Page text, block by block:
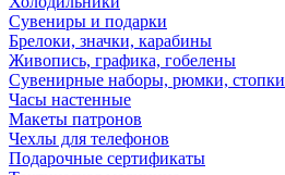
Сувениры и подарки
Брелоки, значки, карабины
Живопись, графика, гобелены
Сувенирные наборы, рюмки, стопки
Часы настенные
Макеты патронов
Чехлы для телефонов
Подарочные сертификаты